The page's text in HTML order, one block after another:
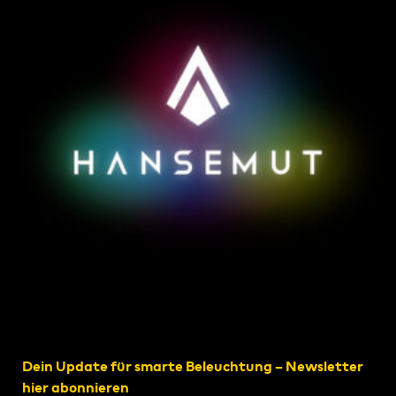
Dein Update für smarte Beleuchtung – Newsletter
hier abonnieren